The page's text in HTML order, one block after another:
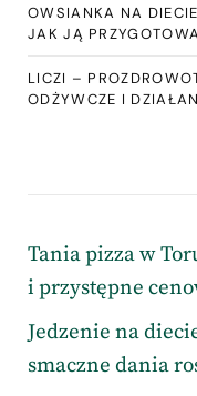
OWSIANKA NA
JAK JĄ
LICZI –
ODŻYWCZE I
Tania pizza w
i przystępne
Jedzenie na
smaczne dania